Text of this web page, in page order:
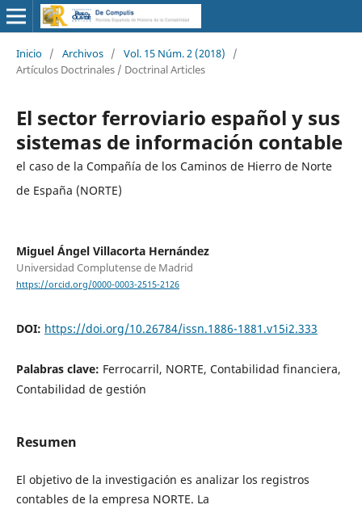
Inicio / Archivos / Vol. 15 Núm. 2 (2018)
/
Artículos Doctrinales / Doctrinal Articles
El sector ferroviario español y sus
sistemas de información contable
el caso de la Compañía de los Caminos de Hierro de Norte
de España (NORTE)
Miguel Ángel Villacorta Hernández
Universidad Complutense de Madrid
https://orcid.org/0000-0003-2515-2126
DOI: https://doi.org/10.26784/issn.1886-1881.v15i2.333
Palabras clave: Ferrocarril, NORTE, Contabilidad financiera,
Contabilidad de gestión
Resumen
El objetivo de la investigación es analizar los registros
contables de la empresa NORTE. La